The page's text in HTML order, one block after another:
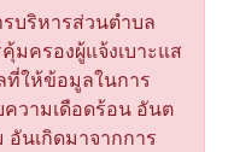
บริหารส่วนตำบล
มครองผู้แจ้งเบาะแส
ที่ให้ข้อมูลในการ
วามเดือดร้อน อันต
นเกิดมาจากการ